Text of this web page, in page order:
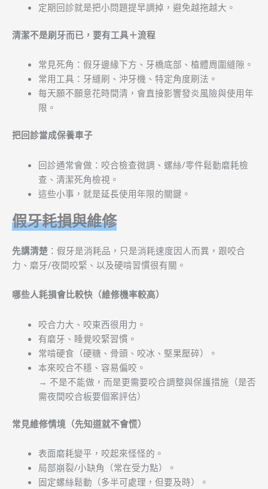
定期回診就是把小問題提早調掉，避免越拖越大。
清潔不是刷牙而已，要有工具＋流程
常見死角：假牙邊緣下方、牙橋底部、植體周圍縫隙。
常用工具：牙縫刷、沖牙機、特定角度刷法。
每天願不願意花時間清，會直接影響發炎風險與使用年
限。
把回診當成保養車子
回診通常會做：咬合檢查微調、螺絲/零件鬆動磨耗檢
查、清潔死角檢視。
這些小事，就是延長使用年限的關鍵。
假牙耗損與維修
先講清楚 ：假牙是消耗品，只是消耗速度因人而異，跟咬合
力、磨牙/夜間咬緊、以及硬啃習慣很有關。
哪些人耗損會比較快（維修機率較高）
咬合力大、咬東西很用力。
有磨牙、睡覺咬緊習慣。
常啃硬食（硬糖、骨頭、咬冰、堅果壓碎）。
本來咬合不穩、容易偏咬。
→ 不是不能做，而是更需要咬合調整與保護措施（是否
需夜間咬合板要個案評估）
常見維修情境（先知道就不會慌）
表面磨耗變平，咬起來怪怪的。
局部崩裂/小缺角（常在受力點）。
固定螺絲鬆動（多半可處理，但要及時）。